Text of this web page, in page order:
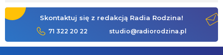
Skontaktuj się z redakcją Radia Rodzina!
71 322 20 22 studio@radiorodzina.pl